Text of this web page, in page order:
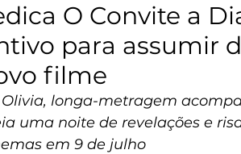
O Convite a
para assumir
filme
longa-metragem
uma noite de revelações e
em 9 de julho